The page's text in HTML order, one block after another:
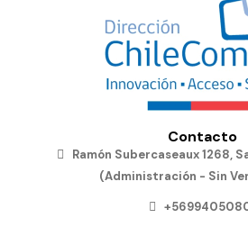
Contacto
Ramón Subercaseaux 1268,
(Administración - Sin